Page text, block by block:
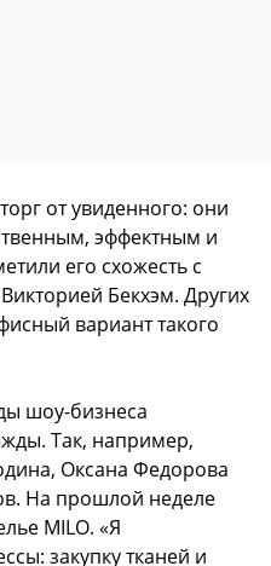
от увиденного: они
эффектным и
его схожесть с
Бекхэм. Других
вариант такого
шоу-бизнеса
Так, например,
Оксана Федорова
На прошлой неделе
MILO. «Я
закупку тканей и